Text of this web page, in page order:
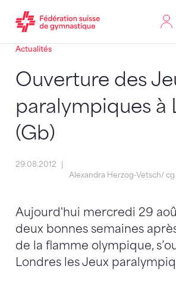
Passer au contenu
Naviguer vers le plan du siten
JavaScript est nécessaire pour
Actualités
Ouverture des
paralympiques à
(Gb)
29.08.2012
Alexandra Herzog-Vetsch/ cg
Aujourd'hui mercredi 29
deux bonnes semaines
de la flamme olympique,
Londres les Jeux